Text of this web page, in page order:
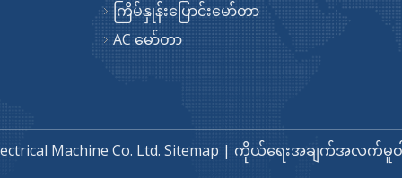
ကြိမ်နှုန်းပြောင်းမော်တာ
AC မော်တာ
Machine Co. Ltd. Sitemap | ကိုယ်ရေးအချက်အလက်မူဝ